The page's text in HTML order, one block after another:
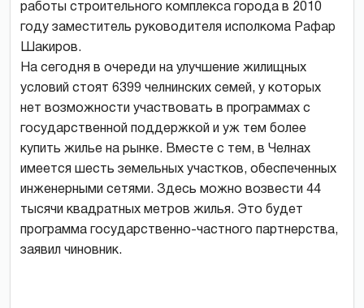
работы строительного комплекса города в 2010
году заместитель руководителя исполкома Рафар
Шакиров.
На сегодня в очереди на улучшение жилищных
условий стоят 6399 челнинских семей, у которых
нет возможности участвовать в программах с
государственной поддержкой и уж тем более
купить жилье на рынке. Вместе с тем, в Челнах
имеется шесть земельных участков, обеспеченных
инженерными сетями. Здесь можно возвести 44
тысячи квадратных метров жилья. Это будет
программа государственно-частного партнерства,
заявил чиновник.